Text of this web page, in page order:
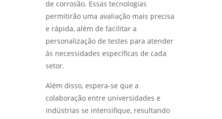
de corrosão. Essas tecnologias
permitirão uma avaliação mais precisa
e rápida, além de facilitar a
personalização de testes para atender
às necessidades específicas de cada
setor.
Além disso, espera-se que a
colaboração entre universidades e
indústrias se intensifique, resultando